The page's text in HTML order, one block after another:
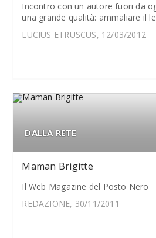
Incontro con un autore fuori da
una grande qualità: ammaliare il
LUCIUS ETRUSCUS, 12/03/2012
DALLA RETE
Maman Brigitte
Il Web Magazine del Posto Nero
REDAZIONE, 30/11/2011